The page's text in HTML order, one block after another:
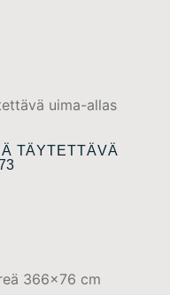
TÄYTETTÄVÄ